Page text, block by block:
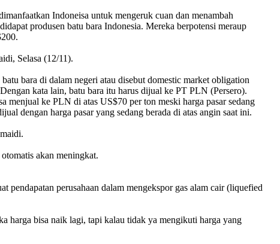
Indoneisa untuk mengeruk cuan dan menambah
produsen batu bara Indonesia. Mereka berpotensi meraup
Selasa (12/11).
bara di dalam negeri atau disebut domestic market obligation
kata lain, batu bara itu harus dijual ke PT PLN (Persero).
menjual ke PLN di atas US$70 per ton meski harga pasar sedang
dengan harga pasar yang sedang berada di atas angin saat ini.
akan meningkat.
pendapatan perusahaan dalam mengekspor gas alam cair (liquefied
harga bisa naik lagi, tapi kalau tidak ya mengikuti harga yang